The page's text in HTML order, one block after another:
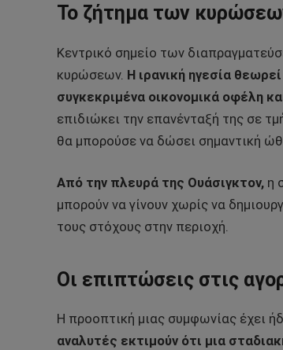
Το ζήτημα των
Κεντρικό σημείο των
κυρώσεων. Η ιρανική ηγεσία
συγκεκριμένα οικονομικά οφέλη
επιδιώκει την επανένταξή της σε
θα μπορούσε να δώσει σημαντική
Από την πλευρά της Ουάσιγκτον, η
μπορούν να γίνουν χωρίς να
τους στόχους στην περιοχή.
Οι επιπτώσεις στις
Η προοπτική μιας συμφωνίας έχει
αναλυτές εκτιμούν ότι μια